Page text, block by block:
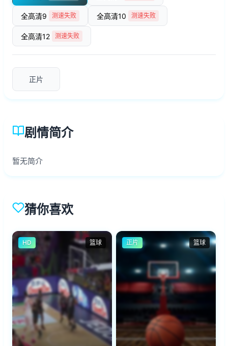
全高清9 测速失败 全高清10 测速失败
全高清12 测速失败
正片
剧情简介
暂无简介
猜你喜欢
篮球
HD 篮球
正片